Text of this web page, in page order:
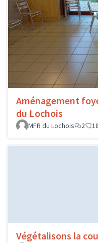
Aménagement
du Lochois
MFR du Lochois
2 18
Végétalisons la